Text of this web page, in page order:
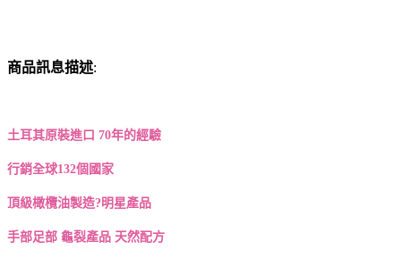
商品訊息描述:
土耳其原裝進口 70年的經驗
行銷全球132個國家
頂級橄欖油製造?明星產品
手部足部 龜裂產品 天然配方